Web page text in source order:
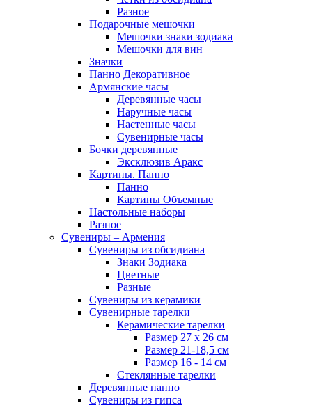
Разное
Подарочные мешочки
Мешочки знаки зодиака
Мешочки для вин
Значки
Панно Декоративное
Армянские часы
Деревянные часы
Наручные часы
Настенные часы
Сувенирные часы
Бочки деревянные
Эксклюзив Аракс
Картины. Панно
Панно
Картины Объемные
Настольные наборы
Разное
Сувениры – Армения
Сувениры из обсидиана
Знаки Зодиака
Цветные
Разные
Сувениры из керамики
Сувенирные тарелки
Керамические тарелки
Размер 27 х 26 см
Размер 21-18,5 см
Размер 16 - 14 см
Стеклянные тарелки
Деревянные панно
Сувениры из гипса